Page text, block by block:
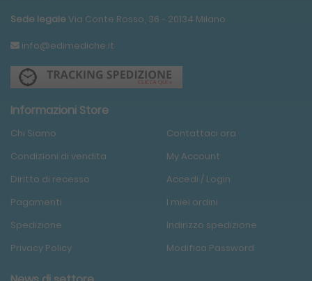
Sede legale Via Conte Rosso, 36 - 20134 Milano
info@edimediche.it
Informazioni Store
Chi Siamo
Condizioni di vendita
Diritto di recesso
Pagamenti
Spedizione
Privacy Policy
Contattaci ora
My Account
Accedi / Login
I miei ordini
Indirizzo spedizione
Modifica Password